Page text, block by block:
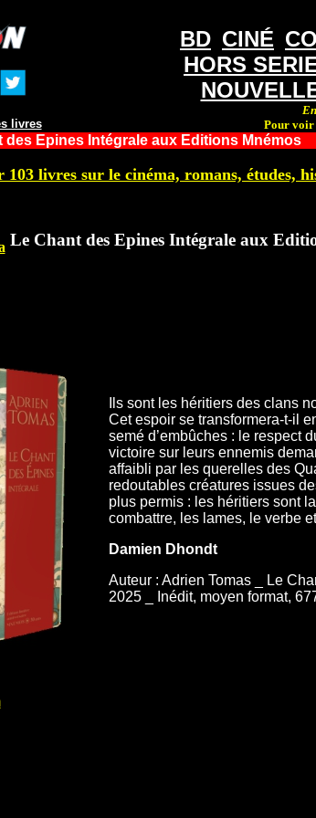
livres
BD CINÉ
HORS
Pour voir
Epines Intégrale aux Editions Mnémos
103 livres sur le cinéma, romans, études,
Le Chant des Epines Intégrale aux
Ils sont les héritiers des clans
Cet espoir se transformera-t-il
semé d’embûches : le respect
victoire sur leurs ennemis
affaibli par les querelles des
redoutables créatures issues
plus permis : les héritiers sont
combattre, les lames, le verbe
Damien Dhondt
Auteur : Adrien Tomas _ Le
2025 _ Inédit, moyen format,